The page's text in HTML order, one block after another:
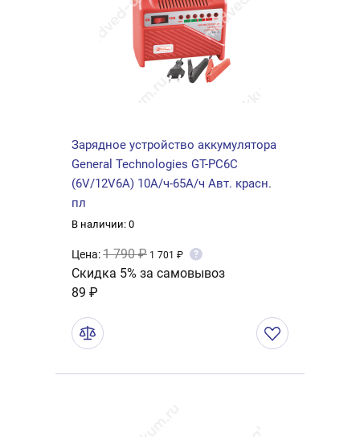
Зарядное устройство аккумулятора
General Technologies GT-PC6C
(6V/12V6А) 10А/ч-65А/ч Авт. красн.
пл
В наличии: 0
Цена:1 790 ₽ 1 701 ₽ ?
Скидка 5% за самовывоз
89 ₽